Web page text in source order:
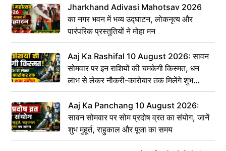
Jharkhand Adivasi Mahotsav 2026
का नगर भवन में भव्य उद्घाटन, लोकनृत्य और
पारंपरिक प्रस्तुतियों ने मोहा मन
Aaj Ka Rashifal 10 August 2026: सावन
सोमवार पर इन राशियों की चमकेगी किस्मत, धन
लाभ से लेकर नौकरी-कारोबार तक मिलेंगे शुभ
संकेत
Aaj Ka Panchang 10 August 2026:
सावन सोमवार पर सोम प्रदोष व्रत का संयोग, जानें
शुभ मुहूर्त, राहुकाल और पूजा का समय